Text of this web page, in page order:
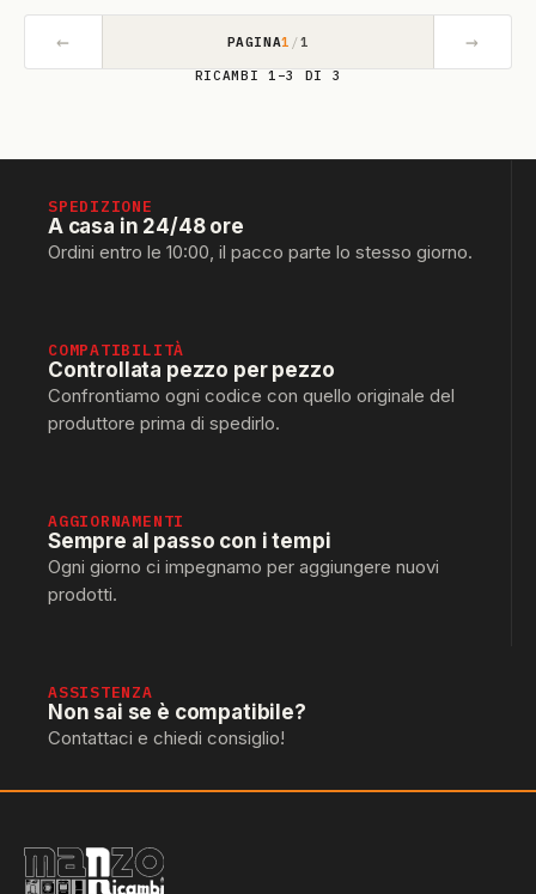
← PAGINA1 /1 →
RICAMBI 1–3 DI 3
SPEDIZIONE
A casa in 24/48 ore
Ordini entro le 10:00, il pacco parte lo stesso giorno.
COMPATIBILITÀ
Controllata pezzo per pezzo
Confrontiamo ogni codice con quello originale del
produttore prima di spedirlo.
AGGIORNAMENTI
Sempre al passo con i tempi
Ogni giorno ci impegnamo per aggiungere nuovi
prodotti.
ASSISTENZA
Non sai se è compatibile?
Contattaci e chiedi consiglio!